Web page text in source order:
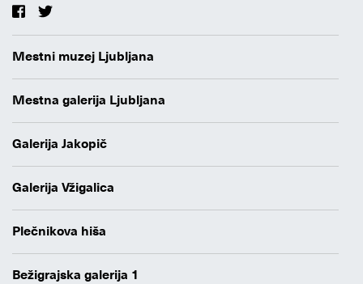
Mestni muzej Ljubljana
Mestna galerija Ljubljana
Galerija Jakopič
Galerija Vžigalica
Plečnikova hiša
Bežigrajska galerija 1